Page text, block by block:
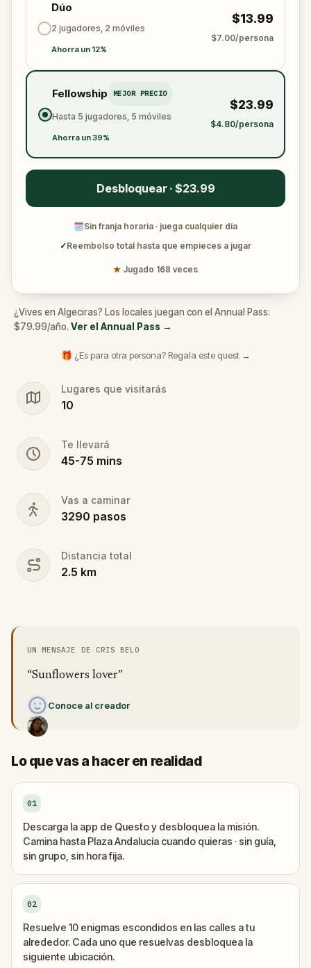
Dúo
2 jugadores, 2 móviles
Ahorra un 12%
$13.99
$7.00/persona
Fellowship MEJOR PRECIO
Hasta 5 jugadores, 5 móviles
Ahorra un 39%
$23.99
$4.80/persona
Desbloquear · $23.99
🗓Sin franja horaria · juega cualquier día
✓Reembolso total hasta que empieces a jugar
★ Jugado 168 veces
¿Vives en Algeciras? Los locales juegan con el Annual Pass:
$79.99/año. Ver el Annual Pass →
🎁 ¿Es para otra persona? Regala este quest →
Lugares que visitarás
10
Te llevará
45-75 mins
Vas a caminar
3290 pasos
Distancia total
2.5 km
UN MENSAJE DE CRIS BELO
“Sunflowers lover”
Conoce al creador
Lo que vas a hacer en realidad
01
Descarga la app de Questo y desbloquea la misión.
Camina hasta Plaza Andalucía cuando quieras · sin guía,
sin grupo, sin hora fija.
02
Resuelve 10 enigmas escondidos en las calles a tu
alrededor. Cada uno que resuelvas desbloquea la
siguiente ubicación.